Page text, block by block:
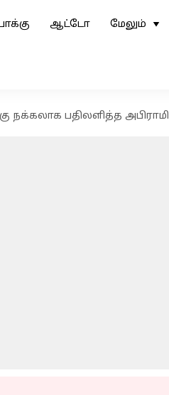
ஆட்டோ மேலும்
நக்கலாக பதிலளித்த அபிராமி